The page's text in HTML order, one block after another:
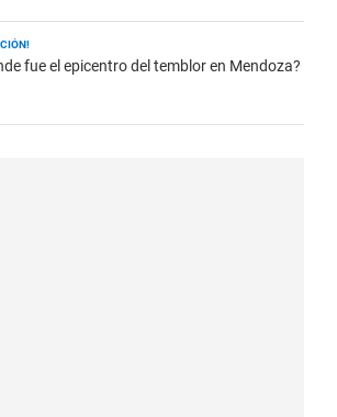
fue el epicentro del temblor en Mendoza?